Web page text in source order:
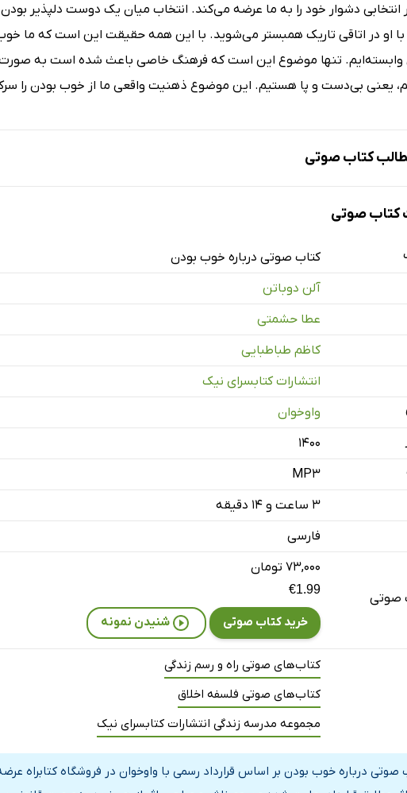
انتخابی دشوار خود را به ما عرضه می‌کند. انتخاب میان یک دوست دلپذیر
او در اتاقی تاریک همبستر می‌شوید. با این همه حقیقت این است که ما
وابسته‌ایم. تنها موضوع این است که فرهنگ خاصی باعث شده است به
یعنی بی‌دست و پا هستیم. این موضوع ذهنیت واقعی ما از خوب بودن را
کتاب صوتی
واقعاً نمی‌خواهیم خوب باشیم؟
مسیحیت؛ خوب اما ضعیف
خوب اما ملال‌آور
خوب اما ورشکسته
تن‌کام‌خواهی؛ خوب اما بی‌بخار
- یک: بخشندگی
دلنشینی - یک: هدف از دوستی چیست؟
بیش از حد
شرم فائق آییم؟
با محبت سربه‌سر گذاشتن خوب و لازم است؟
گرم باشیم؟
صوتی
کتاب صوتی درباره خوب بودن
آلن دوباتن
عطا حشمتی
کاظم طباطبایی
انتشارات کتابسرای نیک
واوخوان
۱۴۰۰
MP3
۳ ساعت و ۱۴ دقیقه
فارسی
صوتی
۷۳,۰۰۰ تومان
€1.99
خرید کتاب صوتی شنیدن نمونه
کتاب‌های صوتی راه و رسم زندگی
کتاب‌های صوتی فلسفه اخلاق
مجموعه مدرسه زندگی انتشارات کتابسرای نیک
صوتی درباره خوب بودن بر اساس قرارداد رسمی با واوخوان در فروشگاه کتابراه